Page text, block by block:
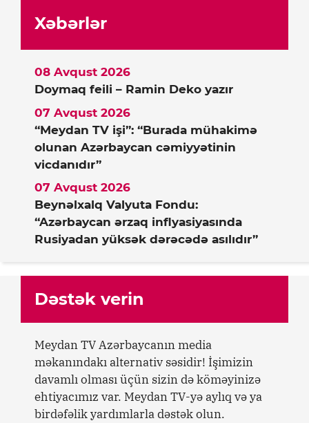
Xəbərlər
Doymaq feili – Ramin Deko yazır
08 Avqust 2026
“Meydan TV işi”: “Burada mühakimə
olunan Azərbaycan cəmiyyətinin
vicdanıdır”
07 Avqust 2026
Beynəlxalq Valyuta Fondu:
“Azərbaycan ərzaq inflyasiyasında
Rusiyadan yüksək dərəcədə asılıdır”
07 Avqust 2026
Dəstək verin
Meydan TV Azərbaycanın media
məkanındakı alternativ səsidir! İşimizin
davamlı olması üçün sizin də köməyinizə
ehtiyacımız var. Meydan TV-yə aylıq və ya
birdəfəlik yardımlarla dəstək olun.